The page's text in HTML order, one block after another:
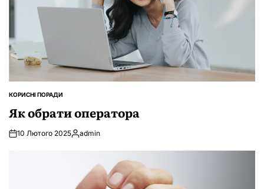
ОПУБЛІКУВАТИ
КОРИСНІ ПОРАДИ
Як обрати оператора
10 Лютого 2025Опубліковано
admin